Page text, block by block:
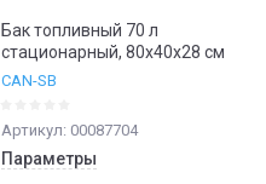
Бак топливный 70 л
стационарный, 80х40х28 см
CAN-SB
Артикул: 00087704
Параметры